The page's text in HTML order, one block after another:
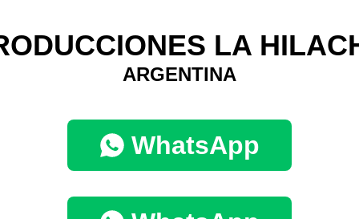
LA
ARGENTINA
WhatsApp